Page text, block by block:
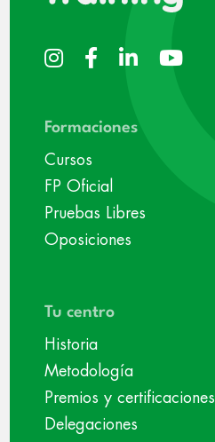
Formaciones
Cursos
FP Oficial
Pruebas Libres
Oposiciones
Tu centro
Historia
Metodología
Premios y certificaciones
Delegaciones